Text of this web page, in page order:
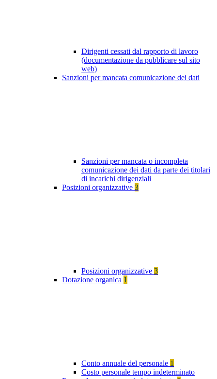
Dirigenti cessati dal rapporto di lavoro
(documentazione da pubblicare sul sito
web)
Sanzioni per mancata comunicazione dei dati
Sanzioni per mancata o incompleta
comunicazione dei dati da parte dei titolari
di incarichi dirigenziali
Posizioni organizzative 3
Posizioni organizzative 3
Dotazione organica 1
Conto annuale del personale 1
Costo personale tempo indeterminato